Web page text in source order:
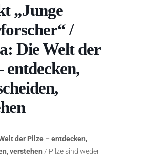
„Junge
/
Die Welt der
entdecken,
der Pilze – entdecken,
verstehen / Pilze sind weder